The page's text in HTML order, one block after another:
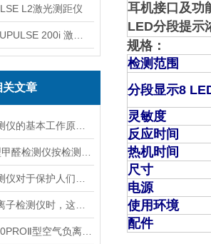
L2激光测距仪
关文章
耳机接口及功
LED分段提示
规格：
检测范围
分段显示8
灵敏度
反应时间
热机时间
尺寸
电源
使用环境
配件